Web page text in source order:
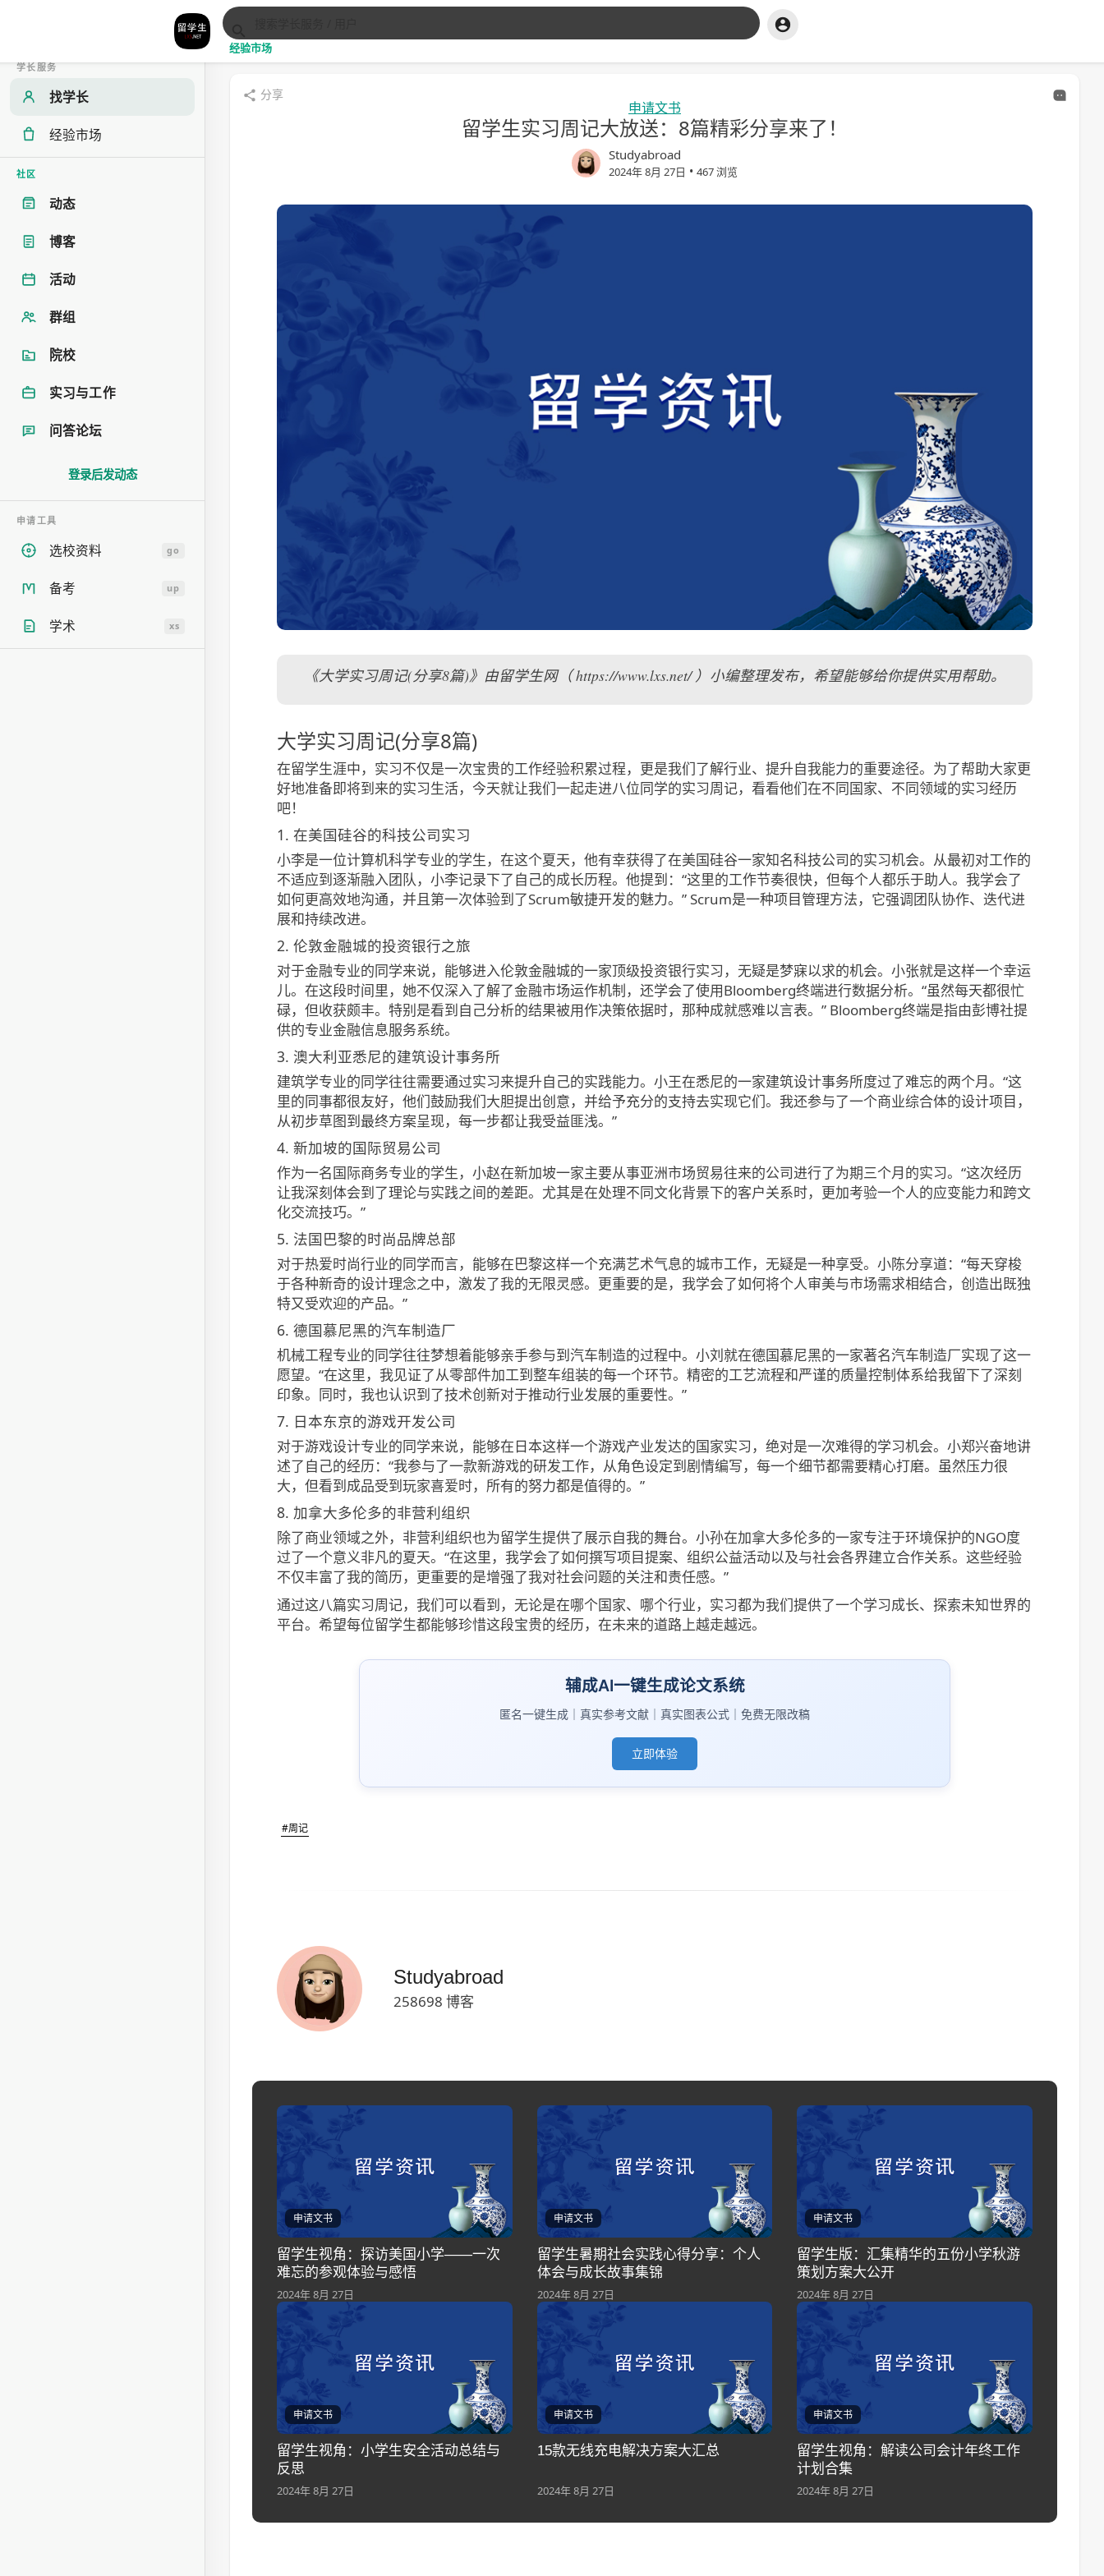
经验市场
学长服务
找学长
经验市场
社区
动态
博客
活动
群组
院校
实习与工作
问答论坛
登录后发动态
申请工具
选校资料 go
备考 up
学术 xs
分享
申请文书
留学生实习周记大放送：8篇精彩分享来了！
Studyabroad
2024年 8月 27日 • 467 浏览
《大学实习周记(分享8篇)》由留学生网（ https://www.lxs.net/ ）小编整理发布，希望能够给你提供实用帮助。
大学实习周记(分享8篇)
在留学生涯中，实习不仅是一次宝贵的工作经验积累过程，更是我们了解行业、提升自我能力的重要途径。为了帮助大家更
好地准备即将到来的实习生活，今天就让我们一起走进八位同学的实习周记，看看他们在不同国家、不同领域的实习经历
吧！
1. 在美国硅谷的科技公司实习
小李是一位计算机科学专业的学生，在这个夏天，他有幸获得了在美国硅谷一家知名科技公司的实习机会。从最初对工作的
不适应到逐渐融入团队，小李记录下了自己的成长历程。他提到：“这里的工作节奏很快，但每个人都乐于助人。我学会了
如何更高效地沟通，并且第一次体验到了Scrum敏捷开发的魅力。” Scrum是一种项目管理方法，它强调团队协作、迭代进
展和持续改进。
2. 伦敦金融城的投资银行之旅
对于金融专业的同学来说，能够进入伦敦金融城的一家顶级投资银行实习，无疑是梦寐以求的机会。小张就是这样一个幸运
儿。在这段时间里，她不仅深入了解了金融市场运作机制，还学会了使用Bloomberg终端进行数据分析。“虽然每天都很忙
碌，但收获颇丰。特别是看到自己分析的结果被用作决策依据时，那种成就感难以言表。” Bloomberg终端是指由彭博社提
供的专业金融信息服务系统。
3. 澳大利亚悉尼的建筑设计事务所
建筑学专业的同学往往需要通过实习来提升自己的实践能力。小王在悉尼的一家建筑设计事务所度过了难忘的两个月。“这
里的同事都很友好，他们鼓励我们大胆提出创意，并给予充分的支持去实现它们。我还参与了一个商业综合体的设计项目，
从初步草图到最终方案呈现，每一步都让我受益匪浅。”
4. 新加坡的国际贸易公司
作为一名国际商务专业的学生，小赵在新加坡一家主要从事亚洲市场贸易往来的公司进行了为期三个月的实习。“这次经历
让我深刻体会到了理论与实践之间的差距。尤其是在处理不同文化背景下的客户关系时，更加考验一个人的应变能力和跨文
化交流技巧。”
5. 法国巴黎的时尚品牌总部
对于热爱时尚行业的同学而言，能够在巴黎这样一个充满艺术气息的城市工作，无疑是一种享受。小陈分享道：“每天穿梭
于各种新奇的设计理念之中，激发了我的无限灵感。更重要的是，我学会了如何将个人审美与市场需求相结合，创造出既独
特又受欢迎的产品。”
6. 德国慕尼黑的汽车制造厂
机械工程专业的同学往往梦想着能够亲手参与到汽车制造的过程中。小刘就在德国慕尼黑的一家著名汽车制造厂实现了这一
愿望。“在这里，我见证了从零部件加工到整车组装的每一个环节。精密的工艺流程和严谨的质量控制体系给我留下了深刻
印象。同时，我也认识到了技术创新对于推动行业发展的重要性。”
7. 日本东京的游戏开发公司
对于游戏设计专业的同学来说，能够在日本这样一个游戏产业发达的国家实习，绝对是一次难得的学习机会。小郑兴奋地讲
述了自己的经历：“我参与了一款新游戏的研发工作，从角色设定到剧情编写，每一个细节都需要精心打磨。虽然压力很
大，但看到成品受到玩家喜爱时，所有的努力都是值得的。”
8. 加拿大多伦多的非营利组织
除了商业领域之外，非营利组织也为留学生提供了展示自我的舞台。小孙在加拿大多伦多的一家专注于环境保护的NGO度
过了一个意义非凡的夏天。“在这里，我学会了如何撰写项目提案、组织公益活动以及与社会各界建立合作关系。这些经验
不仅丰富了我的简历，更重要的是增强了我对社会问题的关注和责任感。”
通过这八篇实习周记，我们可以看到，无论是在哪个国家、哪个行业，实习都为我们提供了一个学习成长、探索未知世界的
平台。希望每位留学生都能够珍惜这段宝贵的经历，在未来的道路上越走越远。
辅成AI一键生成论文系统
匿名一键生成｜真实参考文献｜真实图表公式｜免费无限改稿
立即体验
#周记
Studyabroad
258698 博客
申请文书
留学生视角：探访美国小学——一次
难忘的参观体验与感悟
2024年 8月 27日
申请文书
留学生暑期社会实践心得分享：个人
体会与成长故事集锦
2024年 8月 27日
申请文书
留学生版：汇集精华的五份小学秋游
策划方案大公开
2024年 8月 27日
申请文书
留学生视角：小学生安全活动总结与
反思
2024年 8月 27日
申请文书
15款无线充电解决方案大汇总
2024年 8月 27日
申请文书
留学生视角：解读公司会计年终工作
计划合集
2024年 8月 27日